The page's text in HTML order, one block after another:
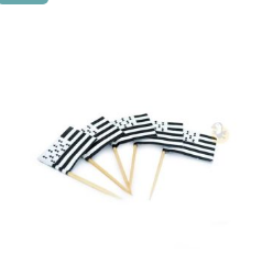
être
choisies
sur
Ajouter
aux